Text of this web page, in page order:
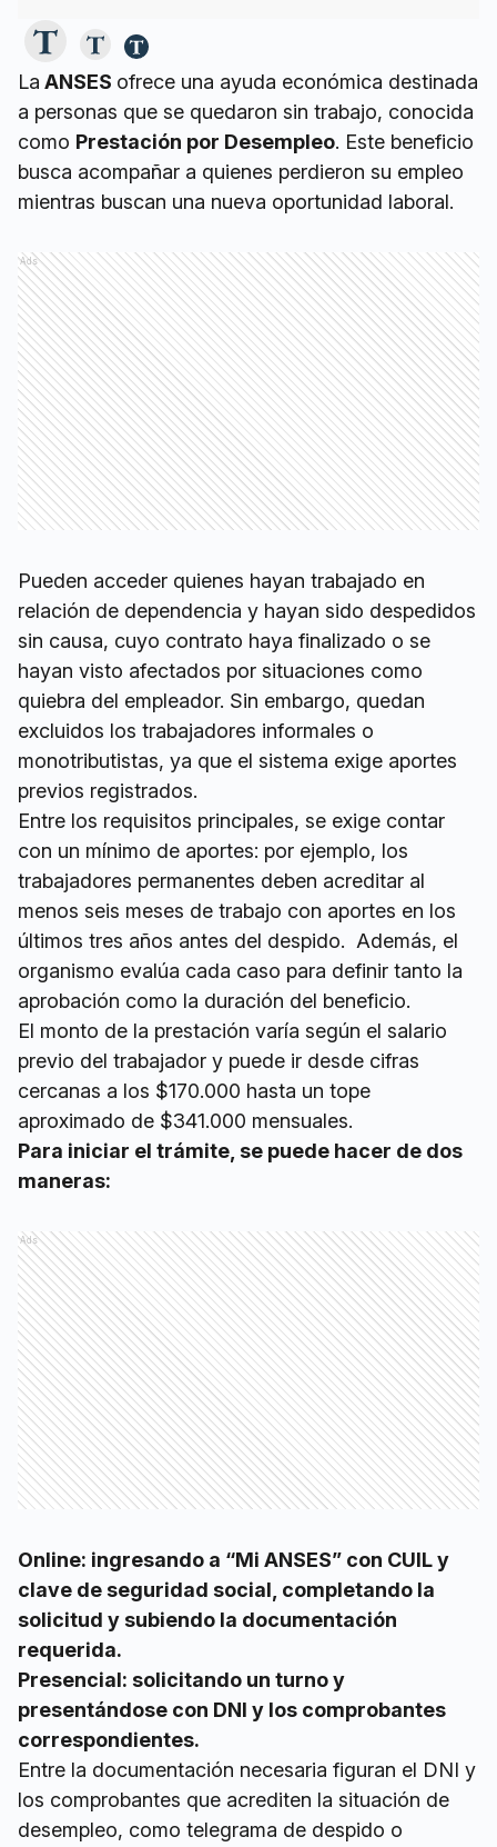
La ANSES ofrece una ayuda económica destinada
a personas que se quedaron sin trabajo, conocida
como Prestación por Desempleo. Este beneficio
busca acompañar a quienes perdieron su empleo
mientras buscan una nueva oportunidad laboral.
Ads
Pueden acceder quienes hayan trabajado en
relación de dependencia y hayan sido despedidos
sin causa, cuyo contrato haya finalizado o se
hayan visto afectados por situaciones como
quiebra del empleador. Sin embargo, quedan
excluidos los trabajadores informales o
monotributistas, ya que el sistema exige aportes
previos registrados.
Entre los requisitos principales, se exige contar
con un mínimo de aportes: por ejemplo, los
trabajadores permanentes deben acreditar al
menos seis meses de trabajo con aportes en los
últimos tres años antes del despido. Además, el
organismo evalúa cada caso para definir tanto la
aprobación como la duración del beneficio.
El monto de la prestación varía según el salario
previo del trabajador y puede ir desde cifras
cercanas a los $170.000 hasta un tope
aproximado de $341.000 mensuales.
Para iniciar el trámite, se puede hacer de dos
maneras:
Ads
Online: ingresando a “Mi ANSES” con CUIL y
clave de seguridad social, completando la
solicitud y subiendo la documentación
requerida.
Presencial: solicitando un turno y
presentándose con DNI y los comprobantes
correspondientes.
Entre la documentación necesaria figuran el DNI y
los comprobantes que acrediten la situación de
desempleo, como telegrama de despido o